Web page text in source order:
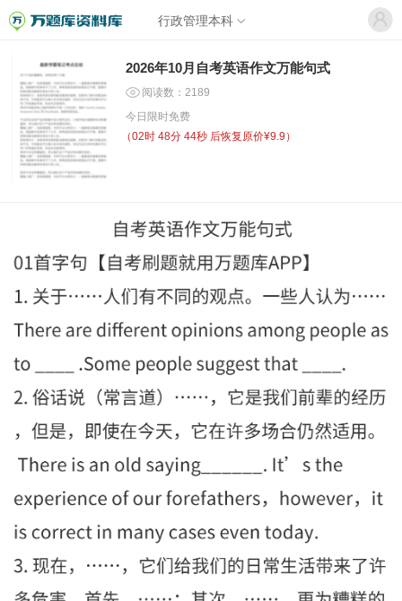
行政管理本科
2026年10月自考英语作文万能句式
阅读数：2189
今日限时免费
（02时 48分 44秒 后恢复原价¥9.9）